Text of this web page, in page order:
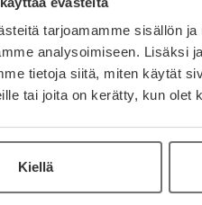
tarjoamamme sisällön
analysoimiseen. Lisäksi
tietoja siitä, miten käytät
tai joita on kerätty, kun olet
Kiellä